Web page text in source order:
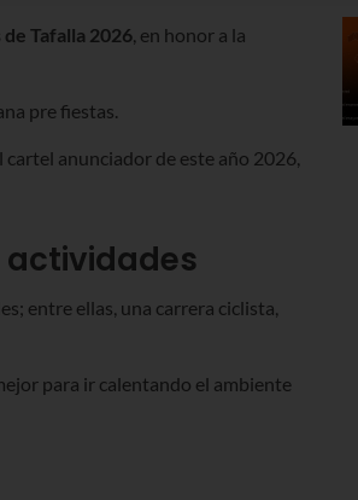
de Tafalla 2026, en honor a la
pre fiestas.
cartel anunciador de este año 2026,
actividades
entre ellas, una carrera ciclista,
para ir calentando el ambiente